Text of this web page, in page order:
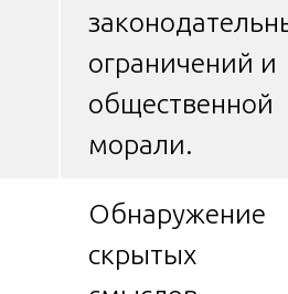
ограничений и
общественной
морали.
Обнаружение
скрытых